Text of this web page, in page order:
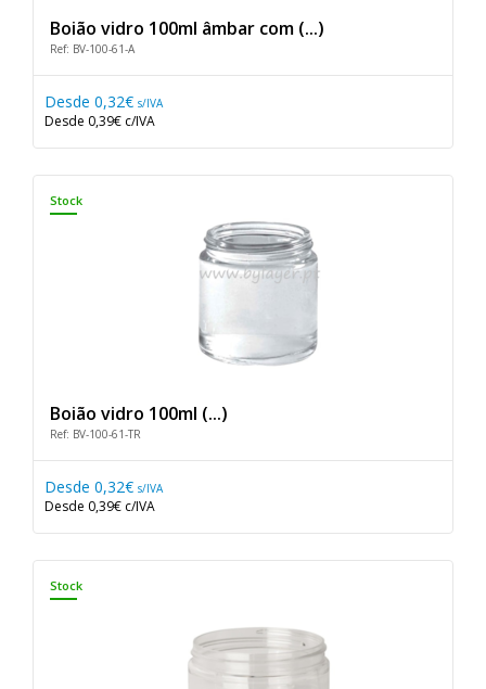
Boião vidro 100ml âmbar com (...)
Ref: BV-100-61-A
Desde 0,32€ s/IVA
Desde 0,39€ c/IVA
Stock
Boião vidro 100ml (...)
Ref: BV-100-61-TR
Desde 0,32€ s/IVA
Desde 0,39€ c/IVA
Stock